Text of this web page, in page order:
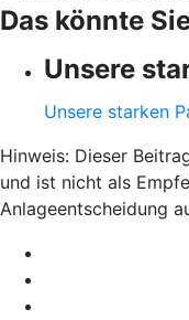
Das könnte
Unsere
Unsere starken
Hinweis: Dieser
und ist nicht als
Anlageentscheidung